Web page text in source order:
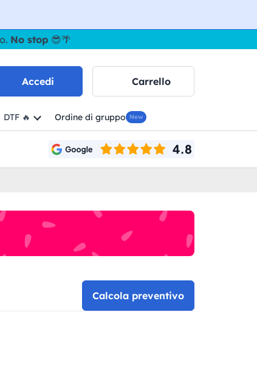
No stop 😎🌴
Accedi Carrello
DTF 🔥 Ordine di gruppo New
Calcola preventivo